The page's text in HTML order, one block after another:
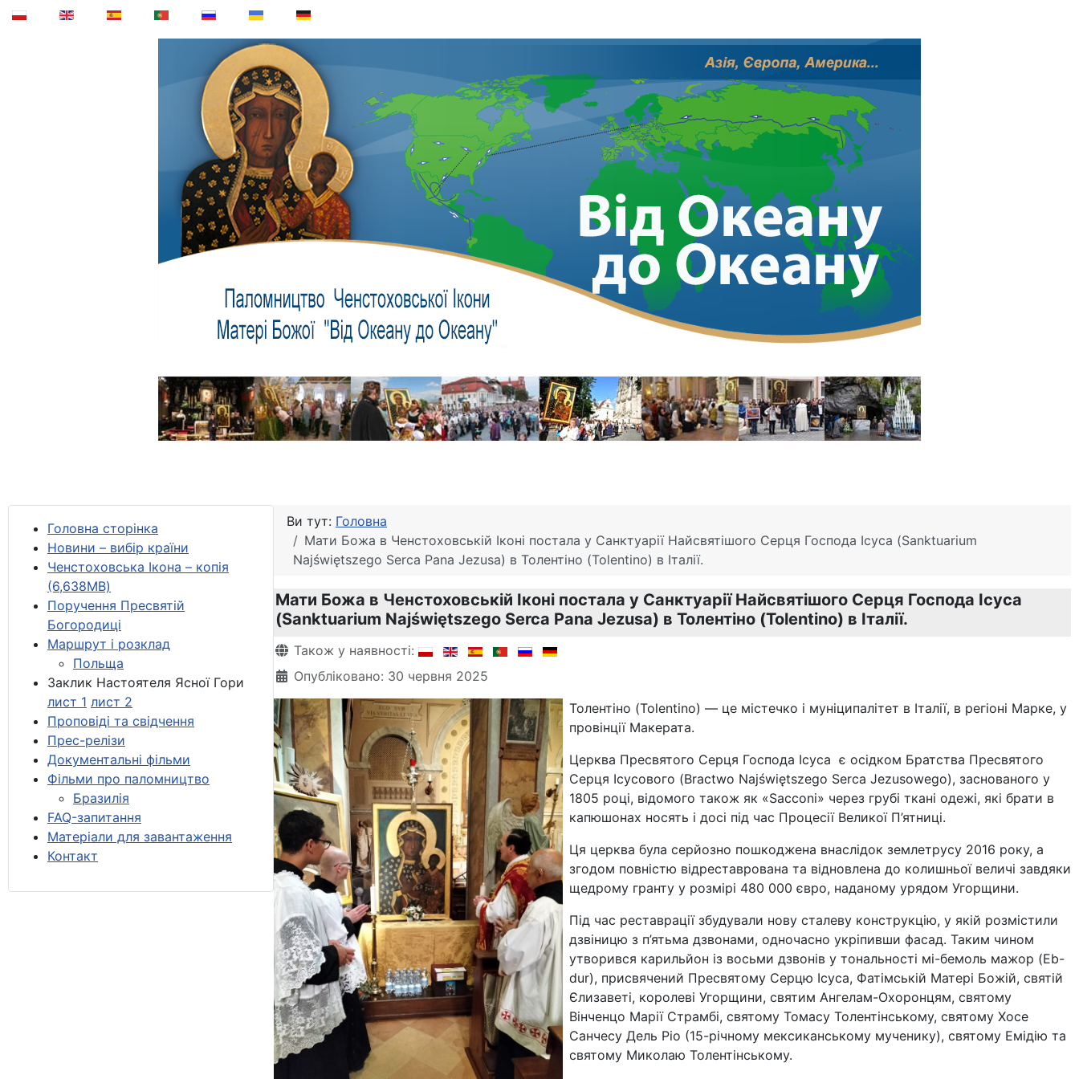
Головна сторінка
Новини – вибір країни
Ченстоховська Ікона – копія
(6,638MB)
Поручення Пресвятій
Богородиці
Маршрут і розклад
Польща
Заклик Настоятеля Ясної Гори
лист 1 лист 2
Проповіді та свідчення
Прес-релізи
Документальні фільми
Фільми про паломництво
Бразилія
FAQ-запитання
Матеріали для завантаження
Контакт
Ви тут: Головна
Мати Божа в Ченстоховській Іконі постала у Санктуарії Найсвятішого Серця Господа Ісуса (Sanktuarium
Najświętszego Serca Pana Jezusa) в Толентіно (Tolentino) в Італії.
Мати Божа в Ченстоховській Іконі постала у Санктуарії Найсвятішого Серця Господа Ісуса
(Sanktuarium Najświętszego Serca Pana Jezusa) в Толентіно (Tolentino) в Італії.
Деталі
Також у наявності:
Опубліковано: 30 червня 2025
Толентіно (Tolentino) — це містечко і муніципалітет в Італії, в регіоні Марке, у
провінції Макерата.
Церква Пресвятого Серця Господа Ісуса є осідком Братства Пресвятого
Серця Ісусового (Bractwo Najświętszego Serca Jezusowego), заснованого у
1805 році, відомого також як «Sacconi» через грубі ткані одежі, які брати в
капюшонах носять і досі під час Процесії Великої П’ятниці.
Ця церква була серйозно пошкоджена внаслідок землетрусу 2016 року, а
згодом повністю відреставрована та відновлена до колишньої величі завдяки
щедрому гранту у розмірі 480 000 євро, наданому урядом Угорщини.
Під час реставрації збудували нову сталеву конструкцію, у якій розмістили
дзвіницю з п’ятьма дзвонами, одночасно укріпивши фасад. Таким чином
утворився карильйон із восьми дзвонів у тональності мі-бемоль мажор (Eb-
dur), присвячений Пресвятому Серцю Ісуса, Фатімській Матері Божій, святій
Єлизаветі, королеві Угорщини, святим Ангелам-Охоронцям, святому
Вінченцо Марії Страмбі, святому Томасу Толентінському, святому Хосе
Санчесу Дель Ріо (15-річному мексиканському мученику), святому Емідію та
святому Миколаю Толентінському.